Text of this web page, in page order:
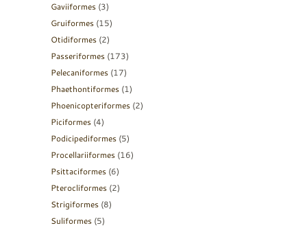
Gaviiformes (3)
Gruiformes (15)
Otidiformes (2)
Passeriformes (173)
Pelecaniformes (17)
Phaethontiformes (1)
Phoenicopteriformes (2)
Piciformes (4)
Podicipediformes (5)
Procellariiformes (16)
Psittaciformes (6)
Pterocliformes (2)
Strigiformes (8)
Suliformes (5)